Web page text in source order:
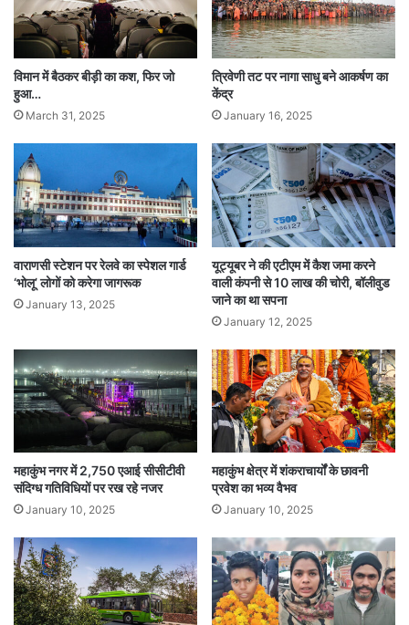
आईएमए के महासचिव आर. वी. असोकन ने कहा, “एनएमसी
बिल की धारा-32 में आधुनिक चिकित्सा पद्धति का अभ्यास
करने के लिए 3.5 लाख अयोग्य एवं गैर चिकित्सकों को
लाइसेंस देने का प्रावधान है। सामुदायिक स्वास्थ्य प्रदाता
शब्द को अस्पष्ट रूप से परिभाषित किया गया है, जो
आधुनिक चिकित्सा से जुड़े किसी व्यक्ति को एनएमसी में
पंजीकृत होने और आधुनिक अभ्यास करने के लिए लाइसेंस
प्राप्त करने की अनुमति देता है।”
उन्होंने कहा, “इसका मतलब यह होगा कि सभी तरह के
ऑप्टोमेट्रिस्ट इत्यादि आधुनिक चिकित्सा पद्धति का उपयोग
करने के साथ ही स्वतंत्र रूप से दवाइयां परामर्श करने के
लिए वैध होंगे।”
Tags National News
शी
की
विमान में बैठकर बीड़ी का कश, फिर जो
हुआ…
March 31, 2025
त्रिवेणी तट पर नागा साधु बने आकर्षण का
केंद्र
January 16, 2025
वाराणसी स्टेशन पर रेलवे का स्पेशल गार्ड
‘भोलू’ लोगों को करेगा जागरूक
January 13, 2025
यूट्यूबर ने की एटीएम में कैश जमा करने
वाली कंपनी से 10 लाख की चोरी, बॉलीवुड
जाने का था सपना
January 12, 2025
महाकुंभ नगर में 2,750 एआई सीसीटीवी
संदिग्ध गतिविधियों पर रख रहे नजर
January 10, 2025
महाकुंभ क्षेत्र में शंकराचार्यों के छावनी
प्रवेश का भव्य वैभव
January 10, 2025